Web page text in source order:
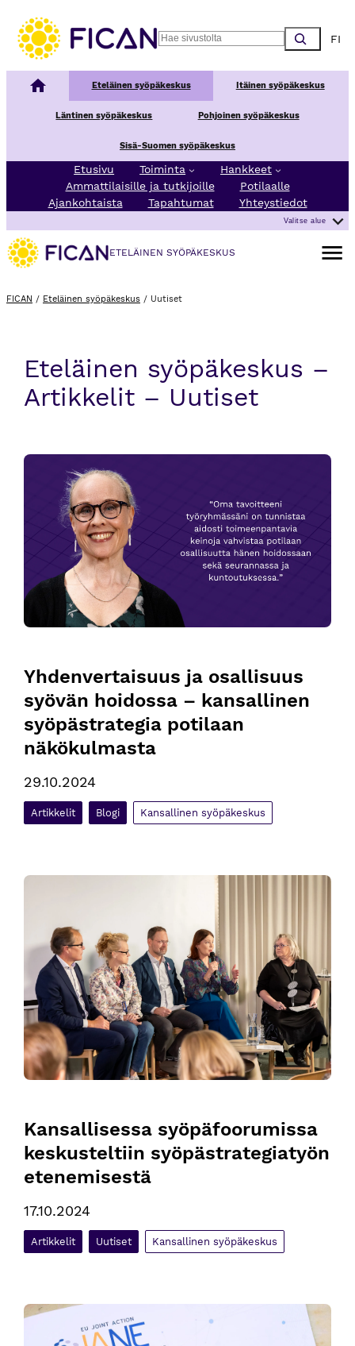
Search
Kansallinen syöpäkeskusEteläinen syöpäkeskus Itäinen syöpäkeskus
Läntinen syöpäkeskus Pohjoinen syöpäkeskus
Sisä-Suomen syöpäkeskus
Etusivu Toiminta
Hankkeet
Ammattilaisille ja tutkijoille
Potilaalle
Ajankohtaista
Tapahtumat Yhteystiedot
Valitse alue
ETELÄINEN SYÖPÄKESKUS
Avaa
FICAN / Eteläinen syöpäkeskus / Uutiset
Eteläinen syöpäkeskus –
Artikkelit – Uutiset
Yhdenvertaisuus ja osallisuus syövän hoidossa –
Yhdenvertaisuus ja osallisuus
syövän hoidossa – kansallinen
syöpästrategia potilaan
näkökulmasta
29.10.2024
Artikkelit Blogi Kansallinen syöpäkeskus
Kansallisessa syöpäfoorumissa keskusteltiin
Kansallisessa syöpäfoorumissa
keskusteltiin syöpästrategiatyön
etenemisestä
17.10.2024
Artikkelit Uutiset Kansallinen syöpäkeskus
Eurooppalaisia osaamisverkostoja tehostamaan syövän